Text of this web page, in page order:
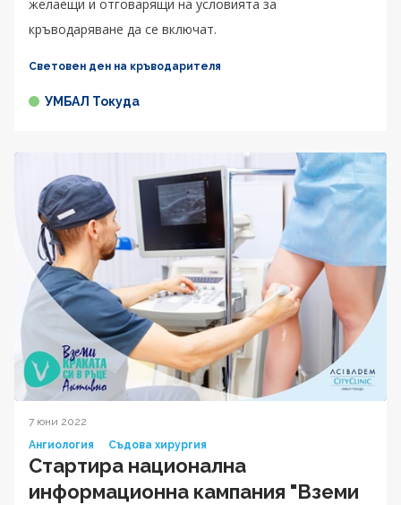
желаещи и отговарящи на условията за
кръводаряване да се включат.
Световен ден на кръводарителя
УМБАЛ Токуда
7 юни 2022
Ангиология
Съдова хирургия
Стартира национална
информационна кампания "Вземи